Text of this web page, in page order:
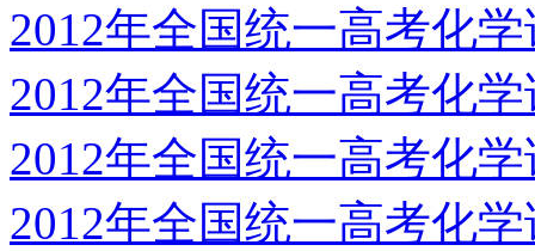
2012年全国统一高考化
2012年全国统一高考化
2012年全国统一高考化
2012年全国统一高考化